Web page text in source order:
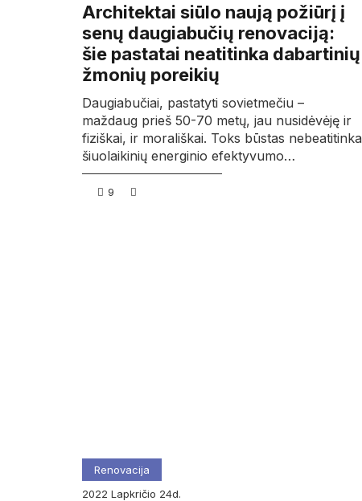
Architektai siūlo naują požiūrį į
senų daugiabučių renovaciją:
šie pastatai neatitinka dabartinių
žmonių poreikių
Daugiabučiai, pastatyti sovietmečiu –
maždaug prieš 50-70 metų, jau nusidėvėję ir
fiziškai, ir morališkai. Toks būstas nebeatitinka
šiuolaikinių energinio efektyvumo…
9
Renovacija
2022
lapkričio 24d.